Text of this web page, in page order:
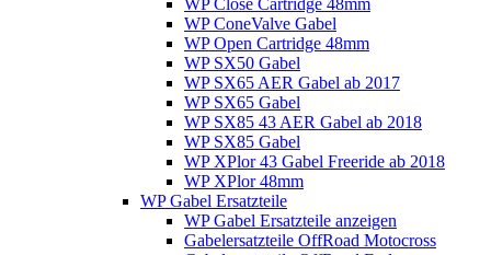
WP ConeValve Gabel
WP Open Cartridge 48mm
WP SX50 Gabel
WP SX65 AER Gabel ab 2017
WP SX65 Gabel
WP SX85 43 AER Gabel ab 2018
WP SX85 Gabel
WP XPlor 43 Gabel Freeride ab 2018
WP XPlor 48mm
WP Gabel Ersatzteile
WP Gabel Ersatzteile anzeigen
Gabelersatzteile OffRoad Motocross